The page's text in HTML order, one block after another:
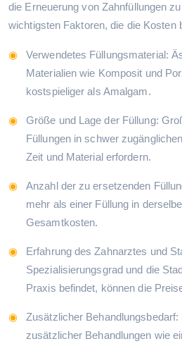
die Erneuerung von Zahnfüllungen
wichtigsten Faktoren, die die Kosten
Verwendetes Füllungsmaterial:
Materialien wie Komposit und
kostspieliger als Amalgam.
Größe und Lage der Füllung:
Füllungen in schwer
Zeit und Material erfordern.
Anzahl der zu ersetzenden
mehr als einer Füllung in
Gesamtkosten.
Erfahrung des Zahnarztes und
Spezialisierungsgrad und die
Praxis befindet, können die
Zusätzlicher
zusätzlicher Behandlungen wie